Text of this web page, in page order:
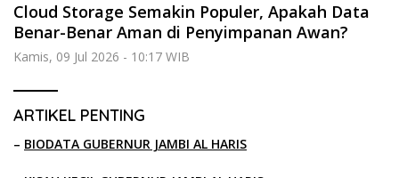
Cloud Storage Semakin Populer, Apakah Data
Benar-Benar Aman di Penyimpanan Awan?
Kamis, 09 Jul 2026 - 10:17 WIB
ARTIKEL PENTING
– BIODATA GUBERNUR JAMBI AL HARIS